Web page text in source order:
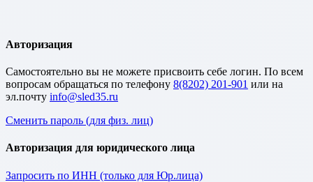
Авторизация
Cамостоятельно вы не можете присвоить себе логин. По всем
вопросам обращаться по телефону 8(8202) 201-901 или на
эл.почту
Сменить пароль (для физ. лиц)
Авторизация для юридического лица
Запросить по ИНН (только для Юр.лица)